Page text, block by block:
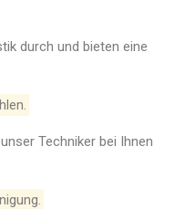
durch und bieten eine
Techniker bei Ihnen